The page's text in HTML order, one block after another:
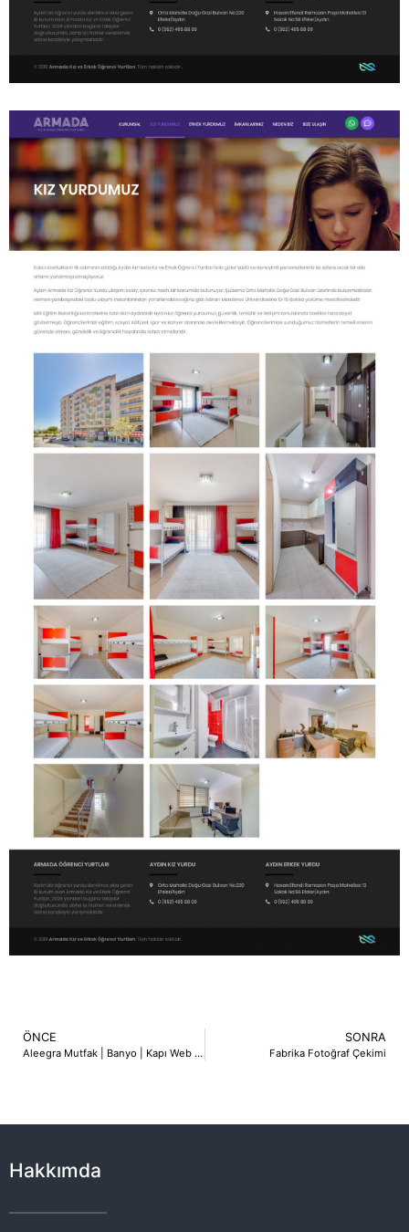
ÖNCE
Aleegra Mutfak | Banyo | Kapı Web Tasarım
SONRA
Fabrika Fotoğraf Çekimi
Hakkımda